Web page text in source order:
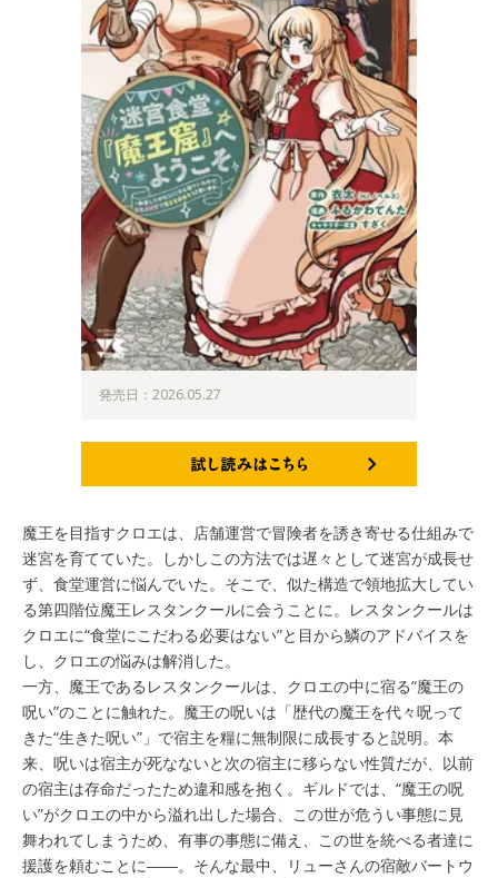
発売日：2026.05.27
魔王を目指すクロエは、店舗運営で冒険者を誘き寄せる仕組みで
迷宮を育てていた。しかしこの方法では遅々として迷宮が成長せ
ず、食堂運営に悩んでいた。そこで、似た構造で領地拡大してい
る第四階位魔王レスタンクールに会うことに。レスタンクールは
クロエに“食堂にこだわる必要はない”と目から鱗のアドバイスを
し、クロエの悩みは解消した。
一方、魔王であるレスタンクールは、クロエの中に宿る“魔王の
呪い”のことに触れた。魔王の呪いは「歴代の魔王を代々呪って
きた“生きた呪い”」で宿主を糧に無制限に成長すると説明。本
来、呪いは宿主が死なないと次の宿主に移らない性質だが、以前
の宿主は存命だったため違和感を抱く。ギルドでは、“魔王の呪
い”がクロエの中から溢れ出した場合、この世が危うい事態に見
舞われてしまうため、有事の事態に備え、この世を統べる者達に
援護を頼むことに――。そんな最中、リューさんの宿敵バートウ